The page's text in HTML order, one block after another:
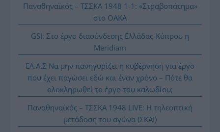
Παναθηναϊκός – ΤΣΣΚΑ 1948 1-1: «Στραβοπάτημα»
στο ΟΑΚΑ
GSI: Στο έργο διασύνδεσης Ελλάδας-Κύπρου η
Meridiam
ΕΛ.Α.Σ Να μην πανηγυρίζει η κυβέρνηση για έργο
που έχει παγώσει εδώ και έναν χρόνο – Πότε θα
ολοκληρωθεί το έργο του καλωδίου;
Παναθηναϊκός – ΤΣΣΚΑ 1948 LIVE: Η τηλεοπτική
μετάδοση του αγώνα (ΣΚΑΪ)